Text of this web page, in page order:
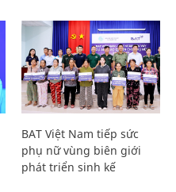
BAT Việt Nam tiếp sức
phụ nữ vùng biên giới
phát triển sinh kế